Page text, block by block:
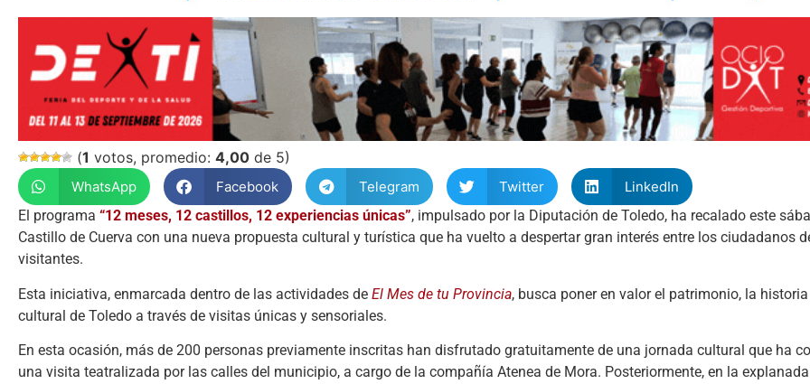
(1 votos, promedio: 4,00 de 5)
WhatsApp Facebook Telegram Twitter
LinkedIn
El programa “12 meses, 12 castillos, 12 experiencias únicas”, impulsado por la Diputación de Toledo, ha recalado este
Castillo de Cuerva con una nueva propuesta cultural y turística que ha vuelto a despertar gran interés entre los ciudadanos
visitantes.
Esta iniciativa, enmarcada dentro de las actividades de El Mes de tu Provincia, busca poner en valor el patrimonio, la
cultural de Toledo a través de visitas únicas y sensoriales.
En esta ocasión, más de 200 personas previamente inscritas han disfrutado gratuitamente de una jornada cultural que ha
una visita teatralizada por las calles del municipio, a cargo de la compañía Atenea de Mora. Posteriormente, en la